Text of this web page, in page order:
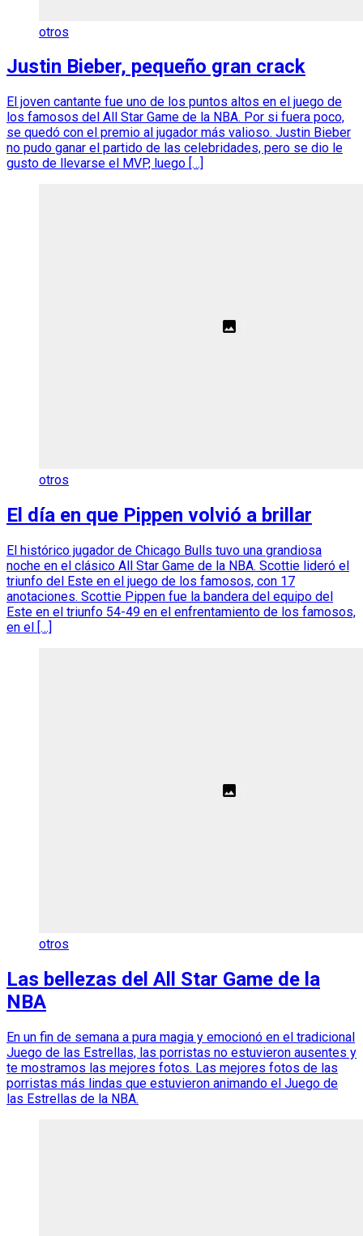
otros
Justin Bieber, pequeño gran crack
El joven cantante fue uno de los puntos altos en el juego de
los famosos del All Star Game de la NBA. Por si fuera poco,
se quedó con el premio al jugador más valioso. Justin Bieber
no pudo ganar el partido de las celebridades, pero se dio le
gusto de llevarse el MVP, luego […]
otros
El día en que Pippen volvió a brillar
El histórico jugador de Chicago Bulls tuvo una grandiosa
noche en el clásico All Star Game de la NBA. Scottie lideró el
triunfo del Este en el juego de los famosos, con 17
anotaciones. Scottie Pippen fue la bandera del equipo del
Este en el triunfo 54-49 en el enfrentamiento de los famosos,
en el […]
otros
Las bellezas del All Star Game de la
NBA
En un fin de semana a pura magia y emocionó en el tradicional
Juego de las Estrellas, las porristas no estuvieron ausentes y
te mostramos las mejores fotos. Las mejores fotos de las
porristas más lindas que estuvieron animando el Juego de
las Estrellas de la NBA.